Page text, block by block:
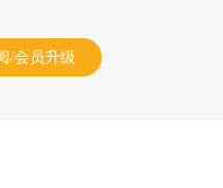
/会员升级